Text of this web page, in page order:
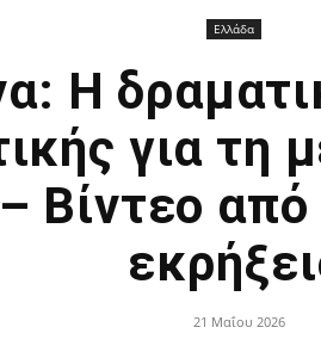
Ελλάδα
Η
για τη
Βίντεο από
21 Μαΐου 2026